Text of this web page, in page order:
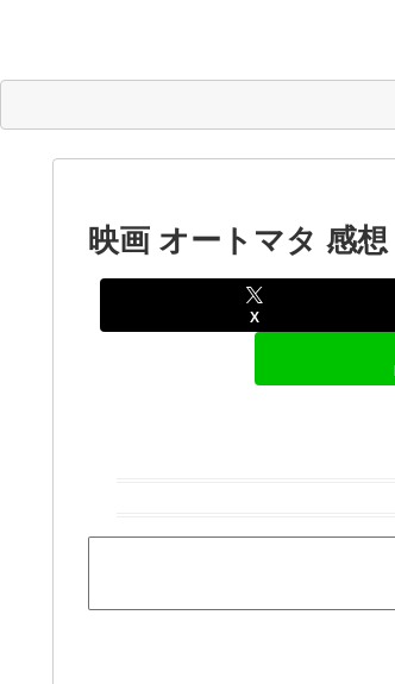
映画 オートマタ 感想
X